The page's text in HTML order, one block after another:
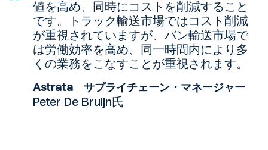
値を高め、同時にコストを削減すること
です。トラック輸送市場ではコスト削減
が重視されていますが、バン輸送市場で
は労働効率を高め、同一時間内により多
くの業務をこなすことが重視されます。
Astrata サプライチェーン・マネージャー
Peter De Bruijn氏